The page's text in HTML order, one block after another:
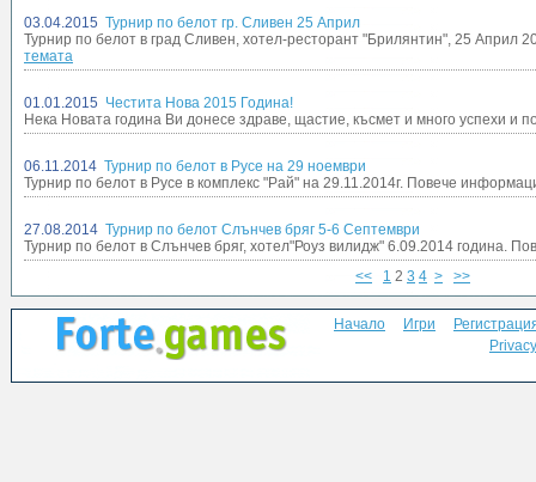
03.04.2015 Турнир по белот гр. Сливен 25 Април
Турнир по белот в град Сливен, хотел-ресторант "Брилянтин", 25 Април
темата
01.01.2015 Честита Нова 2015 Година!
Нека Новата година Ви донесе здраве, щастие, късмет и много успехи и
06.11.2014 Турнир по белот в Русе на 29 ноември
Турнир по белот в Русе в комплекс "Рай" на 29.11.2014г. Повече
27.08.2014 Турнир по белот Слънчев бряг 5-6 Септември
Турнир по белот в Слънчев бряг, хотел"Роуз вилидж" 6.09.2014 година.
<<
1 2 3 4 > >>
Начало Игри